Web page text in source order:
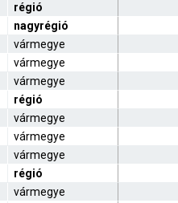
régió
nagyrégió
vármegye
vármegye
vármegye
régió
vármegye
vármegye
vármegye
régió
vármegye